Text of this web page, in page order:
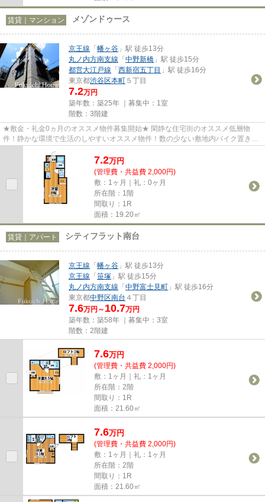
賃貸｜マンション メゾンドゥース
京王線 「幡ヶ谷 」駅 徒歩13分
丸ノ内方南支線 「中野新橋 」駅 徒歩15分
都営大江戸線 「西新宿五丁目 」駅 徒歩16分
東京都渋谷区本町 ５丁目
7.2万円
築年数：築25年 ｜募集中： 1室
階数：3階建
★敷金・礼金0ヵ月のオススメ物件募集開始★ 閑静な住宅街のオススメ低層物
件！静かな環境で生活のしやすいオススメ物件！数の少ない敷地内バイク置き場
があるのもオススメのポイント！...
7.2万円
(管理費・共益費 2,000円)
敷：1ヶ月｜礼：0ヶ月
所在階：1階
間取り：1R
面積：19.20㎡
賃貸｜アパート シティフラット南台
京王線 「幡ヶ谷 」駅 徒歩13分
京王線 「笹塚 」駅 徒歩15分
丸ノ内方南支線 「中野富士見町 」駅 徒歩16分
東京都中野区南台 ４丁目
7.6万円～ 10.7万円
築年数：築58年 ｜募集中： 3室
階数：2階建
7.6万円
(管理費・共益費 2,000円)
敷：1ヶ月｜礼：1ヶ月
所在階：2階
間取り：1R
面積：21.60㎡
7.6万円
(管理費・共益費 2,000円)
敷：1ヶ月｜礼：1ヶ月
所在階：2階
間取り：1R
面積：21.60㎡